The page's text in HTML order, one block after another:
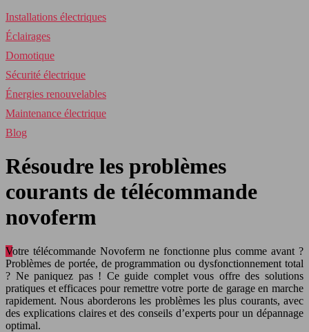
Installations électriques
Éclairages
Domotique
Sécurité électrique
Énergies renouvelables
Maintenance électrique
Blog
Résoudre les problèmes
courants de télécommande
novoferm
Votre télécommande Novoferm ne fonctionne plus comme avant ?
Problèmes de portée, de programmation ou dysfonctionnement total
? Ne paniquez pas ! Ce guide complet vous offre des solutions
pratiques et efficaces pour remettre votre porte de garage en marche
rapidement. Nous aborderons les problèmes les plus courants, avec
des explications claires et des conseils d’experts pour un dépannage
optimal.